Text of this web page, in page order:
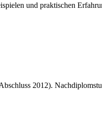
und praktischen
2012).